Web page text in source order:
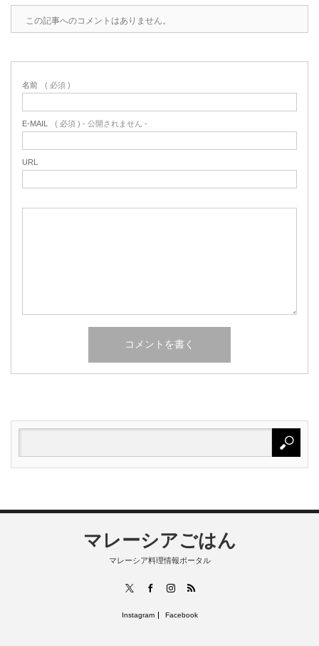
この記事へのコメントはありません。
名前 ( 必須 )
E-MAIL ( 必須 ) - 公開されません -
URL
マレーシアごはん
マレーシア料理情報ポータル
FacebookInstagram
RSS
Instagram Facebook